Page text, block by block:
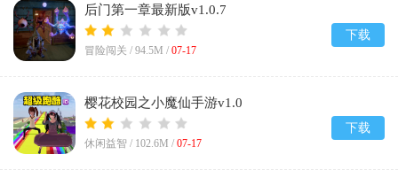
后门第一章最新版v1.0.7
冒险闯关 / 94.5M / 07-17
下载
樱花校园之小魔仙手游v1.0
休闲益智 / 102.6M / 07-17
下载